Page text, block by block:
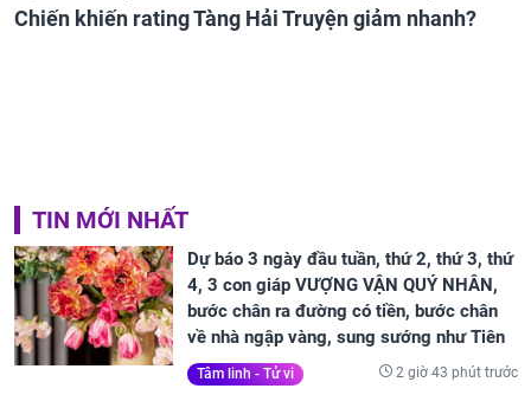
Chiến khiến rating Tàng Hải Truyện giảm nhanh?
TIN MỚI NHẤT
Dự báo 3 ngày đầu tuần, thứ 2, thứ 3, thứ
4, 3 con giáp VƯỢNG VẬN QUÝ NHÂN,
bước chân ra đường có tiền, bước chân
về nhà ngập vàng, sung sướng như Tiên
Tâm linh - Tử vi 2 giờ 43 phút trước